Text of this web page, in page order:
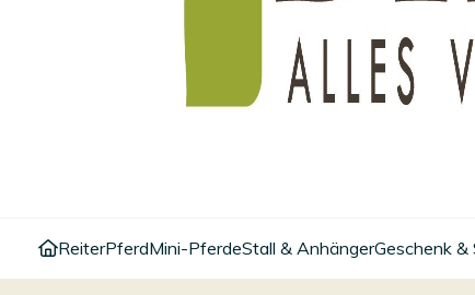
ReiterPferdMini-PferdeStall & AnhängerGeschenk &